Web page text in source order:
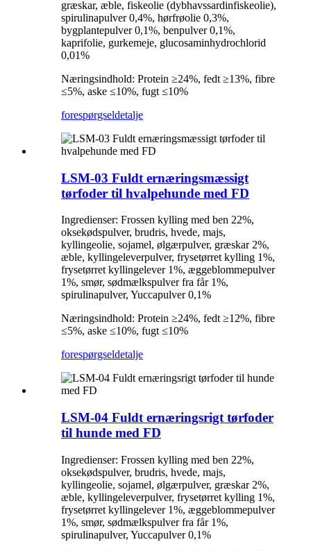
græskar, æble, fiskeolie (dybhavssardinfiskeolie),
spirulinapulver 0,4%, hørfrøolie 0,3%,
bygplantepulver 0,1%, benpulver 0,1%,
kaprifolie, gurkemeje, glucosaminhydrochlorid
0,01%
Næringsindhold: Protein ≥24%, fedt ≥13%, fibre
≤5%, aske ≤10%, fugt ≤10%
forespørgseldetalje
LSM-03 Fuldt ernæringsmæssigt
tørfoder til hvalpehunde med FD
Ingredienser: Frossen kylling med ben 22%,
oksekødspulver, brudris, hvede, majs,
kyllingeolie, sojamel, ølgærpulver, græskar 2%,
æble, kyllingeleverpulver, frysetørret kylling 1%,
frysetørret kyllingelever 1%, æggeblommepulver
1%, smør, sødmælkspulver fra får 1%,
spirulinapulver, Yuccapulver 0,1%
Næringsindhold: Protein ≥24%, fedt ≥12%, fibre
≤5%, aske ≤10%, fugt ≤10%
forespørgseldetalje
LSM-04 Fuldt ernæringsrigt tørfoder
til hunde med FD
Ingredienser: Frossen kylling med ben 22%,
oksekødspulver, brudris, hvede, majs,
kyllingeolie, sojamel, ølgærpulver, græskar 2%,
æble, kyllingeleverpulver, frysetørret kylling 1%,
frysetørret kyllingelever 1%, æggeblommepulver
1%, smør, sødmælkspulver fra får 1%,
spirulinapulver, Yuccapulver 0,1%